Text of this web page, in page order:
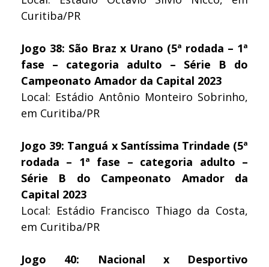
Curitiba/PR
Jogo 38: São Braz x Urano (5ª rodada – 1ª
fase – categoria adulto – Série B do
Campeonato Amador da Capital 2023
Local: Estádio Antônio Monteiro Sobrinho,
em Curitiba/PR
Jogo 39: Tanguá x Santíssima Trindade (5ª
rodada – 1ª fase – categoria adulto –
Série B do Campeonato Amador da
Capital 2023
Local: Estádio Francisco Thiago da Costa,
em Curitiba/PR
Jogo 40: Nacional x Desportivo